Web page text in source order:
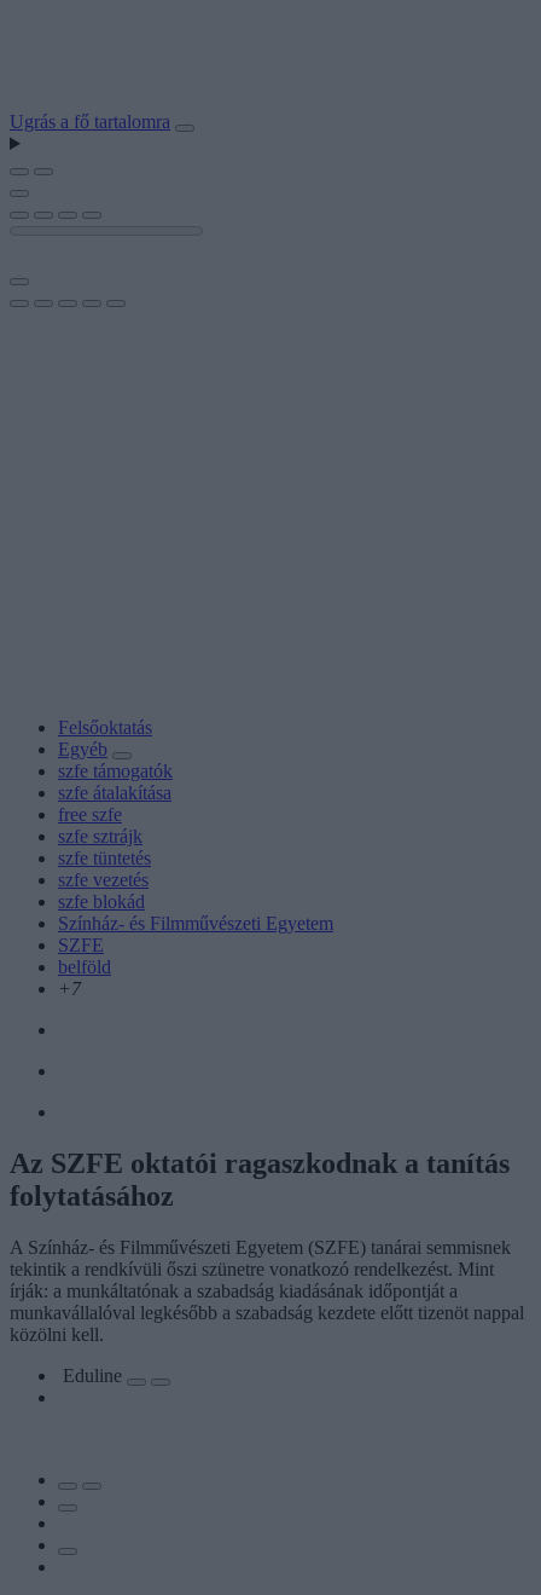
Ugrás a fő tartalomra
Felsőoktatás
Egyéb
szfe támogatók
szfe átalakítása
free szfe
szfe sztrájk
szfe tüntetés
szfe vezetés
szfe blokád
Színház- és Filmművészeti Egyetem
SZFE
belföld
+7
Az SZFE oktatói ragaszkodnak a tanítás
folytatásához
A Színház- és Filmművészeti Egyetem (SZFE) tanárai semmisnek
tekintik a rendkívüli őszi szünetre vonatkozó rendelkezést. Mint
írják: a munkáltatónak a szabadság kiadásának időpontját a
munkavállalóval legkésőbb a szabadság kezdete előtt tizenöt nappal
közölni kell.
Eduline